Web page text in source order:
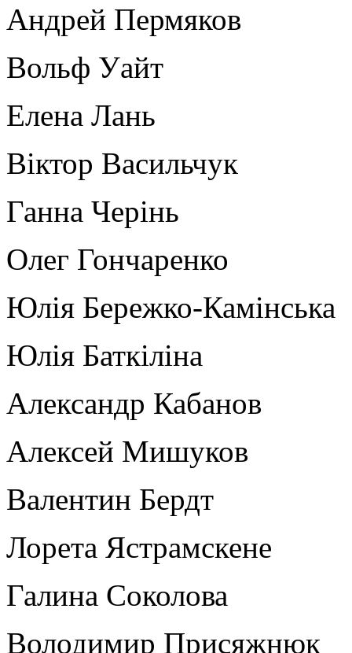
Андрей Пермяков
Вольф Уайт
Елена Лань
Віктор Васильчук
Ганна Черінь
Олег Гончаренко
Юлія Бережко-Камінська
Юлія Баткіліна
Александр Кабанов
Алексей Мишуков
Валентин Бердт
Лорета Ястрамскене
Галина Соколова
Володимир Присяжнюк